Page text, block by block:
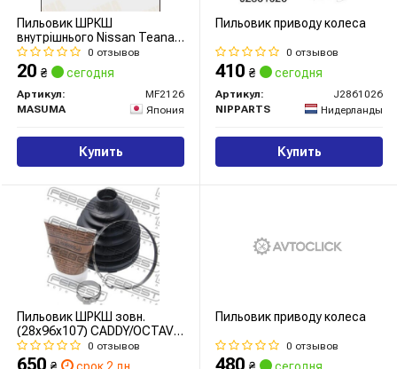
Пильовик ШРКШ
внутрішнього Nissan Teana
(-08) (MF-2126) MASUMA
0 отзывов
20 ₴ сегодня
Артикул:
MF2126
MASUMA
Япония
Купить
Пильовик приводу колеса
0 отзывов
410 ₴ сегодня
Артикул:
J2861026
NIPPARTS
Нидерланды
Купить
Пильовик ШРКШ зовн.
(28x96x107) CADDY/OCTAVIA
1.4-2.0 12-
0 отзывов
650 ₴ срок 2 дн.
Пильовик приводу колеса
0 отзывов
480 ₴ сегодня